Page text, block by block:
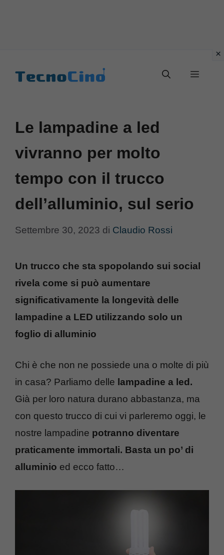
Menu
Le lampadine a led
vivranno per molto
tempo con il trucco
dell’alluminio, sul serio
Settembre 30, 2023 di Claudio Rossi
Un trucco che sta spopolando sui social
rivela come si può aumentare
significativamente la longevità delle
lampadine a LED utilizzando solo un
foglio di alluminio
Chi è che non ne possiede una o molte di più
in casa? Parliamo delle lampadine a led.
Già per loro natura durano abbastanza, ma
con questo trucco di cui vi parleremo oggi, le
nostre lampadine potranno diventare
praticamente immortali. Basta un po’ di
alluminio ed ecco fatto…